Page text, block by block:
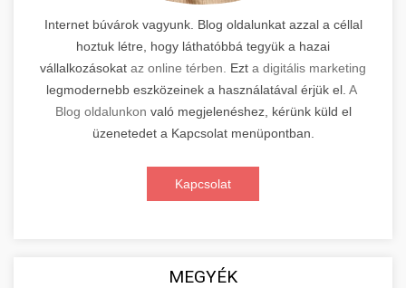
Internet búvárok vagyunk. Blog oldalunkat azzal a céllal
hoztuk létre, hogy láthatóbbá tegyük a hazai
vállalkozásokat az online térben. Ezt a digitális marketing
legmodernebb eszközeinek a használatával érjük el. A
Blog oldalunkon való megjelenéshez, kérünk küld el
üzenetedet a Kapcsolat menüpontban.
Kapcsolat
MEGYÉK